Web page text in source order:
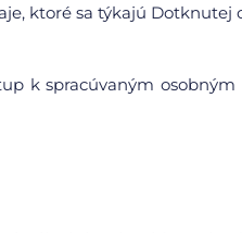
ktoré sa týkajú Dotknutej
k spracúvaným